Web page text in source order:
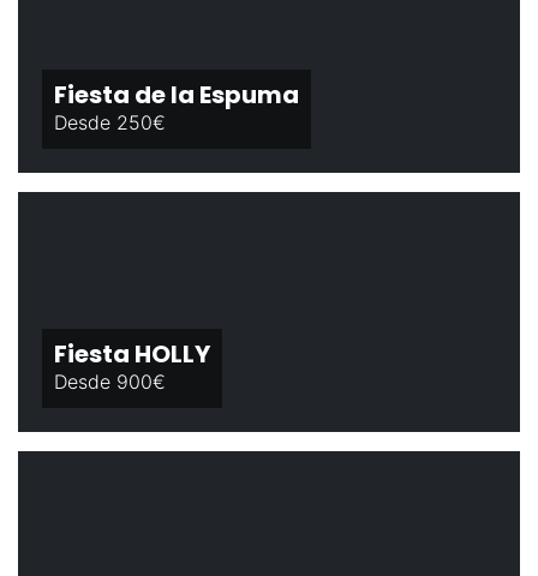
Fiesta de la Espuma
Desde 250€
Fiesta HOLLY
Desde 900€